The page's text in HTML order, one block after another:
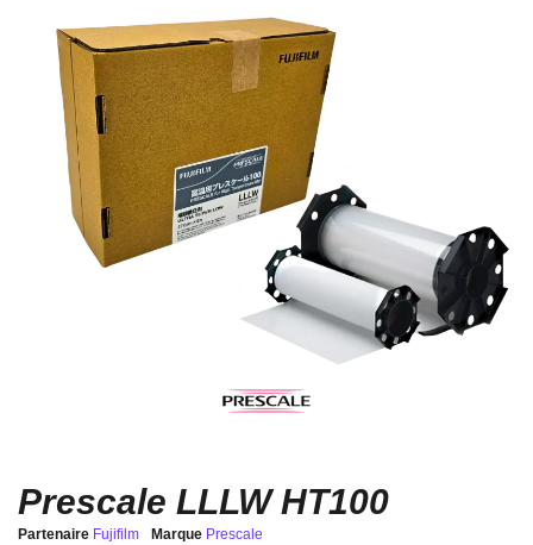
Prescale LLLW HT100
Partenaire Fujifilm Marque Prescale